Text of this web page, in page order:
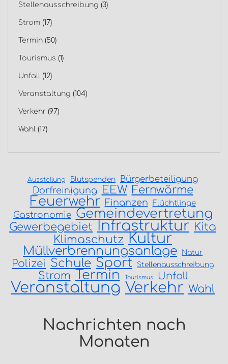
Stellenausschreibung (3)
Strom (17)
Termin (50)
Tourismus (1)
Unfall (12)
Veranstaltung (104)
Verkehr (97)
Wahl (17)
Ausstellung Blutspenden Bürgerbeteiligung
Dorfreinigung EEW Fernwärme
Feuerwehr Finanzen Flüchtlinge
Gastronomie Gemeindevertretung
Gewerbegebiet Infrastruktur Kita
Klimaschutz Kultur
Müllverbrennungsanlage Natur
Polizei Schule Sport Stellenausschreibung
Strom Termin Tourismus Unfall
Veranstaltung Verkehr Wahl
Nachrichten nach
Monaten